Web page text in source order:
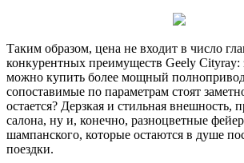
Таким образом, цена не входит в число
конкурентных преимуществ Geely Cityray:
можно купить более мощный
сопоставимые по параметрам стоят
остается? Дерзкая и стильная внешность,
салона, ну и, конечно, разноцветные
шампанского, которые остаются в душе
поездки.